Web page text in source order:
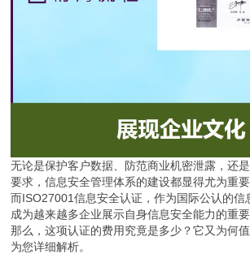
无论是保护客户数据、防范商业机密泄露，还
要求，信息安全管理体系的建设都显得尤为重要
而ISO27001信息安全认证，作为国际公认的信
成为越来越多企业展示自身信息安全能力的重要
那么，这项认证的费用究竟是多少？它又为何
为您详细解析。